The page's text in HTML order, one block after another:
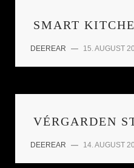
SMART
DEEREAR — 15. AUGUST
VÉRGARDEN
DEEREAR — 14. AUGUST